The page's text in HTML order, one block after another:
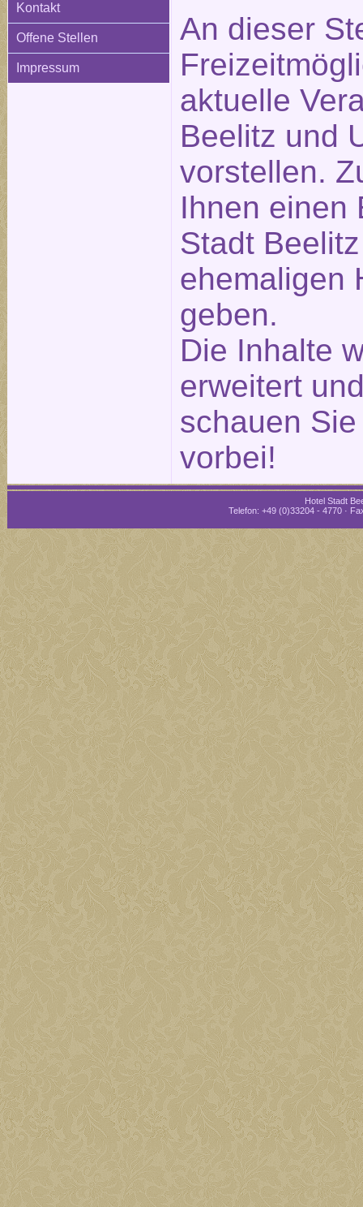
Kontakt
Offene Stellen
Impressum
An dieser
aktuelle
Beelitz und
vorstellen.
Ihnen einen
Stadt
ehemaligen
geben.
Die Inhalte
erweitert
schauen
vorbei!
Hotel Stadt
Telefon: +49 (0)33204 - 4770 ·